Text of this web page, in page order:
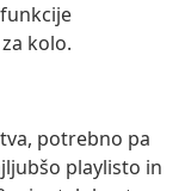
kolo.
potrebno pa
playlisto in